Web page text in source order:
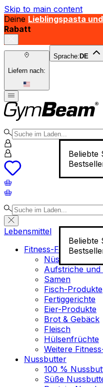
Skip to main content
Deine Lieblingspasta
Rabatt
Liefern nach:
Sprache: DE
Beliebte
Beliebte
Lebensmittel
Fitness-Food
Nüsse
Aufstriche und
Samen
Fisch-Produkte
Fertiggerichte
Eier-Produkte
Brot & Gebäck
Fleisch
Hülsenfrüchte
Weitere
Nussbutter
100 %
Süße